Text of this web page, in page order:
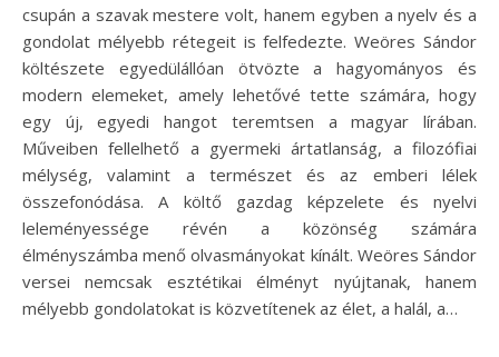
csupán a szavak mestere volt, hanem egyben a nyelv és a
gondolat mélyebb rétegeit is felfedezte. Weöres Sándor
költészete egyedülállóan ötvözte a hagyományos és
modern elemeket, amely lehetővé tette számára, hogy
egy új, egyedi hangot teremtsen a magyar lírában.
Műveiben fellelhető a gyermeki ártatlanság, a filozófiai
mélység, valamint a természet és az emberi lélek
összefonódása. A költő gazdag képzelete és nyelvi
leleményessége révén a közönség számára
élményszámba menő olvasmányokat kínált. Weöres Sándor
versei nemcsak esztétikai élményt nyújtanak, hanem
mélyebb gondolatokat is közvetítenek az élet, a halál, a…